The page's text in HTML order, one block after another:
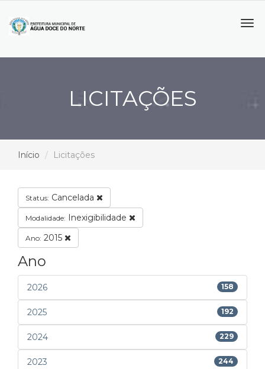
LICITAÇÕES
Início Licitações
Status: Cancelada
Modalidade: Inexigibilidade
Ano: 2015
Ano
2026 158
2025 192
2024 229
2023 244